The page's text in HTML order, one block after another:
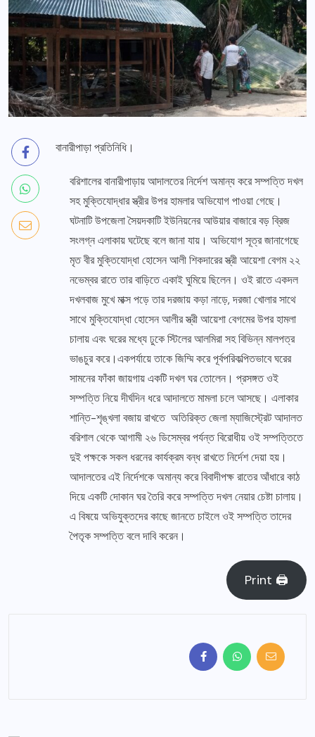
বানারীপাড়া প্রতিনিধি।
বরিশালের বানারীপাড়ায় আদালতের নির্দেশ অমান্য করে সম্পত্তি দখল
সহ মুক্তিযোদ্ধার স্ত্রীর উপর হামলার অভিযোগ পাওয়া গেছে।
ঘটনাটি উপজেলা সৈয়দকাটি ইউনিয়নের আউয়ার বাজারে বড় ব্রিজ
সংলগ্ন এলাকায় ঘটেছে বলে জানা যায়। অভিযোগ সূত্র জানাগেছে
মৃত বীর মুক্তিযোদ্ধা হোসেন আলী শিকদারের স্ত্রী আয়েশা বেগম ২২
নভেম্বর রাতে তার বাড়িতে একাই ঘুমিয়ে ছিলেন। ওই রাতে একদল
দখলবাজ মুখে মাক্স পড়ে তার দরজায় কড়া নাড়ে, দরজা খোলার সাথে
সাথে মুক্তিযোদ্ধা হোসেন আলীর স্ত্রী আয়েশা বেগমের উপর হামলা
চালায় এবং ঘরের মধ্যে ঢুকে স্টিলের আলমিরা সহ বিভিন্ন মালপত্র
ভাঙচুর করে।একপর্যায়ে তাকে জিম্মি করে পূর্বপরিকল্পিতভাবে ঘরের
সামনের ফাঁকা জায়গায় একটি দখল ঘর তোলেন। প্রসঙ্গত ওই
সম্পত্তি নিয়ে দীর্ঘদিন ধরে আদালতে মামলা চলে আসছে। এলাকার
শান্তি-শৃঙ্খলা বজায় রাখতে অতিরিক্ত জেলা ম্যাজিস্ট্রেট আদালত
বরিশাল থেকে আগামী ২৬ ডিসেম্বর পর্যন্ত বিরোধীয় ওই সম্পত্তিতে
দুই পক্ষকে সকল ধরনের কার্যক্রম বন্ধ রাখতে নির্দেশ দেয়া হয়।
আদালতের এই নির্দেশকে অমান্য করে বিবাদীপক্ষ রাতের আঁধারে কাঠ
দিয়ে একটি দোকান ঘর তৈরি করে সম্পত্তি দখল নেয়ার চেষ্টা চালায়।
এ বিষয়ে অভিযুক্তদের কাছে জানতে চাইলে ওই সম্পত্তি তাদের
পৈতৃক সম্পত্তি বলে দাবি করেন।
Print 🖨